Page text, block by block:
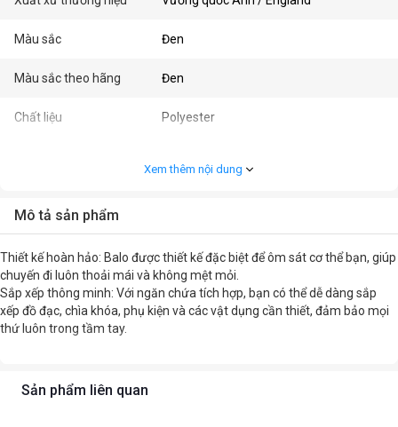
Màu sắc Đen
Màu sắc theo hãng Đen
Chất liệu Polyester
Xem thêm nội dung
Mô tả sản phẩm
Thiết kế hoàn hảo: Balo được thiết kế đặc biệt để ôm sát cơ thể bạn, giúp
chuyến đi luôn thoải mái và không mệt mỏi.
Sắp xếp thông minh: Với ngăn chứa tích hợp, bạn có thể dễ dàng sắp
xếp đồ đạc, chìa khóa, phụ kiện và các vật dụng cần thiết, đảm bảo mọi
thứ luôn trong tầm tay.
Sản phẩm liên quan